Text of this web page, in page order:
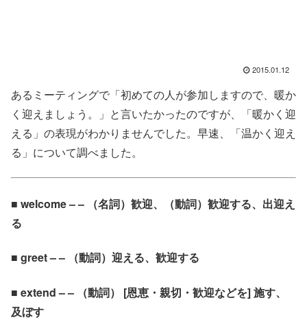
2015.01.12
あるミーティングで「初めての人が参加しますので、暖か
く迎えましょう。」と言いたかったのですが、「暖かく迎
える」の表現がわかりませんでした。早速、「温かく迎え
る」について調べました。
■ welcome – – （名詞）歓迎、（動詞）歓迎する、出迎え
る
■ greet – – （動詞）迎える、歓迎する
■ extend – – （動詞） [恩恵・親切・歓迎などを] 施す、
及ぼす